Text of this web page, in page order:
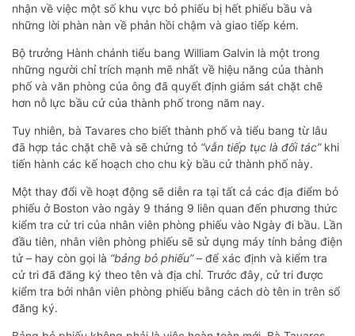
nhận về việc một số khu vực bỏ phiếu bị hết phiếu bầu và
những lời phàn nàn về phản hồi chậm và giao tiếp kém.
Bộ trưởng Hành chánh tiểu bang William Galvin là một trong
những người chỉ trích mạnh mẽ nhất về hiệu năng của thành
phố và văn phòng của ông đã quyết định giám sát chặt chẽ
hơn nỗ lực bầu cử của thành phố trong năm nay.
Tuy nhiên, bà Tavares cho biết thành phố và tiểu bang từ lâu
đã hợp tác chặt chẽ và sẽ chứng tỏ “vẫn tiếp tục là đối tác”khi
tiến hành các kế hoạch cho chu kỳ bầu cử thành phố này.
Một thay đổi về hoạt động sẽ diễn ra tại tất cả các địa điểm bỏ
phiếu ở Boston vào ngày 9 tháng 9 liên quan đến phương thức
kiểm tra cử tri của nhân viên phòng phiếu vào Ngày đi bầu. Lần
đầu tiên, nhân viên phòng phiếu sẽ sử dụng máy tính bảng điện
tử – hay còn gọi là “bảng bỏ phiếu”– để xác định và kiểm tra
cử tri đã đăng ký theo tên và địa chỉ. Trước đây, cử tri được
kiểm tra bởi nhân viên phòng phiếu bằng cách dò tên in trên sổ
đăng ký.